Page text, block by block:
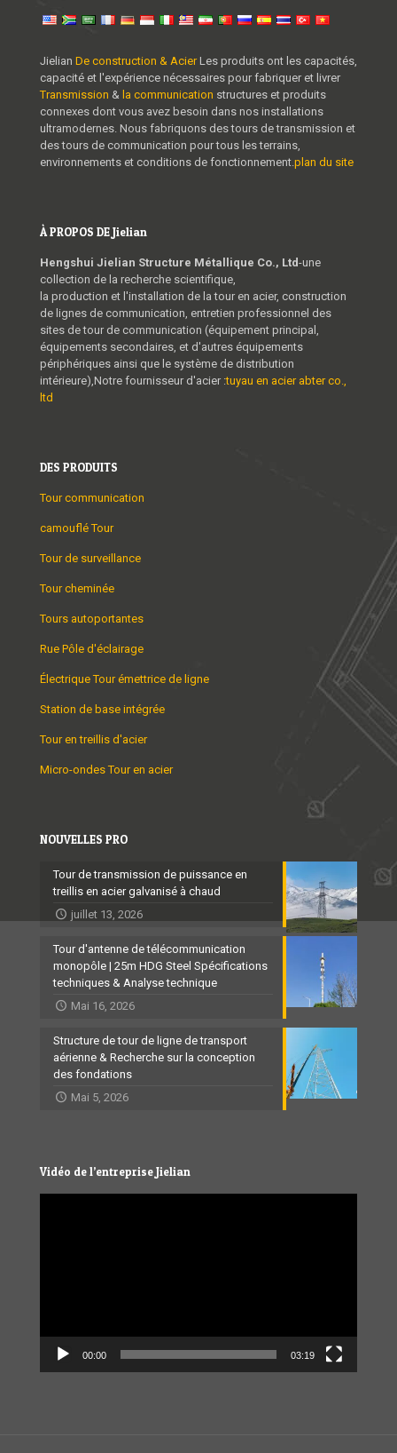
Jielian De construction & AcierLes produits ont les capacités,
capacité et l'expérience nécessaires pour fabriquer et livrer
Transmission & la communication structures et produits
connexes dont vous avez besoin dans nos installations
ultramodernes. Nous fabriquons des tours de transmission et
des tours de communication pour tous les terrains,
environnements et conditions de fonctionnement. plan du site
À PROPOS DE Jielian
Hengshui Jielian Structure Métallique Co., Ltd-une
collection de la recherche scientifique,
la production et l'installation de la tour en acier, construction
de lignes de communication, entretien professionnel des
sites de tour de communication (équipement principal,
équipements secondaires, et d'autres équipements
périphériques ainsi que le système de distribution
intérieure),Notre fournisseur d'acier :tuyau en acier abter co.,
ltd
DES PRODUITS
Tour communication
camouflé Tour
Tour de surveillance
Tour cheminée
Tours autoportantes
Rue Pôle d'éclairage
Électrique Tour émettrice de ligne
Station de base intégrée
Tour en treillis d'acier
Micro-ondes Tour en acier
NOUVELLES PRO
Tour de transmission de puissance en
treillis en acier galvanisé à chaud
juillet 13, 2026
Tour d'antenne de télécommunication
monopôle | 25m HDG Steel Spécifications
techniques & Analyse technique
Mai 16, 2026
Structure de tour de ligne de transport
aérienne & Recherche sur la conception
des fondations
Mai 5, 2026
Vidéo de l’entreprise Jielian
00:00 03:19